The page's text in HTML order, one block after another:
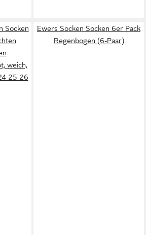
Socken
weich,
25 26
Ewers Socken Socken 6er Pack
Regenbogen (6-Paar)